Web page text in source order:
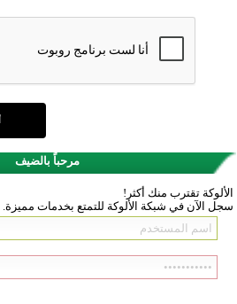
مرحباً بالضيف
الألوكة تقترب منك أكثر!
سجل الآن في شبكة الألوكة للتمتع بخدمات مميزة.